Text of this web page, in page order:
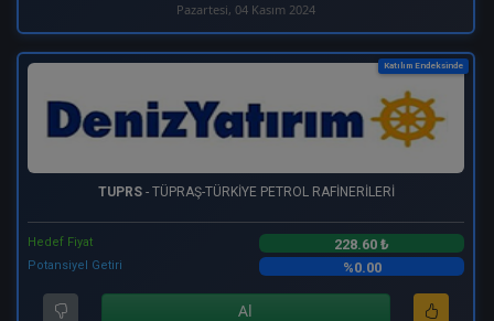
Pazartesi, 04 Kasım 2024
Katılım Endeksinde
TUPRS- TÜPRAŞ-TÜRKİYE PETROL RAFİNERİLERİ
Hedef Fiyat 228.60 ₺
Potansiyel Getiri %0.00
Al